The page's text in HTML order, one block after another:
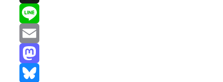
X
Line
Email
Mastodon